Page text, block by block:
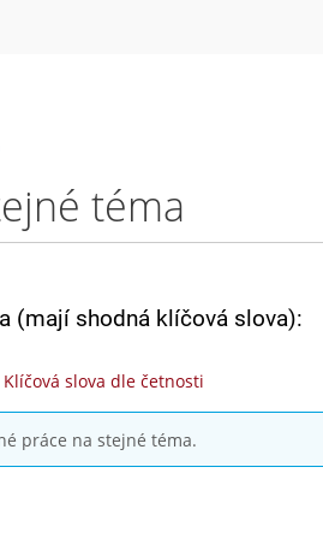
téma
(mají shodná klíčová slova):
Klíčová slova dle četnosti
práce na stejné téma.